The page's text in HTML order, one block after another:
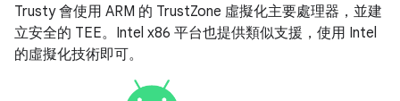
Trusty 會使用 ARM 的 TrustZone 虛擬化主要處理器，並建
立安全的 TEE。Intel x86 平台也提供類似支援，使用 Intel
的虛擬化技術即可。